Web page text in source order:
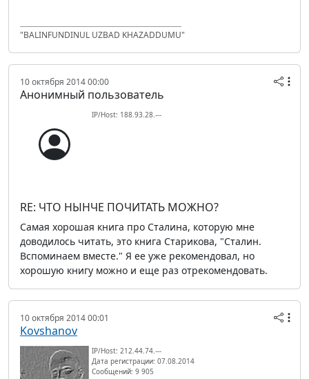
"BALINFUNDINUL UZBAD KHAZADDUMU"
10 октября 2014 00:00
Анонимный пользователь
IP/Host: 188.93.28.---
RE: ЧТО НЫНЧЕ ПОЧИТАТЬ МОЖНО?
Самая хорошая книга про Сталина, которую мне
доводилось читать, это книга Старикова, "Сталин.
Вспоминаем вместе." Я ее уже рекомендовал, но
хорошую книгу можно и еще раз отрекомендовать.
10 октября 2014 00:01
Kovshanov
IP/Host: 212.44.74.---
Дата регистрации: 07.08.2014
Сообщений: 9 905